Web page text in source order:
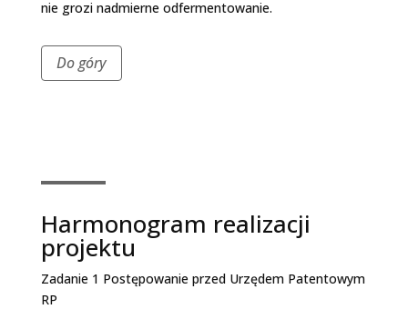
nie grozi nadmierne odfermentowanie.
Do góry
Harmonogram realizacji
projektu
Zadanie 1 Postępowanie przed Urzędem Patentowym
RP